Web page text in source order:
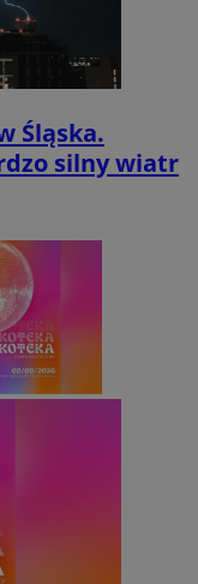
Śląska.
silny wiatr